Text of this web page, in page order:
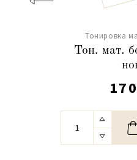
Тонировка
Тон. мат.